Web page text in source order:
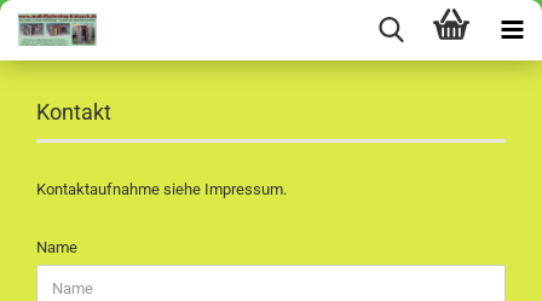
Kontakt
Kontaktaufnahme siehe Impressum.
KONTAKT
Name